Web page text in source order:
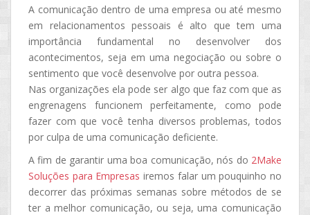
A comunicação dentro de uma empresa ou até mesmo
em relacionamentos pessoais é alto que tem uma
importância fundamental no desenvolver dos
acontecimentos, seja em uma negociação ou sobre o
sentimento que você desenvolve por outra pessoa.
Nas organizações ela pode ser algo que faz com que as
engrenagens funcionem perfeitamente, como pode
fazer com que você tenha diversos problemas, todos
por culpa de uma comunicação deficiente.
A fim de garantir uma boa comunicação, nós do 2Make
Soluções para Empresas iremos falar um pouquinho no
decorrer das próximas semanas sobre métodos de se
ter a melhor comunicação, ou seja, uma comunicação